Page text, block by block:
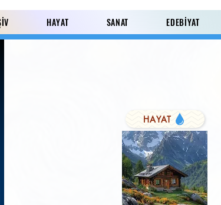
HAYAT SANAT EDEBİYAT
Paylaş
HAYAT